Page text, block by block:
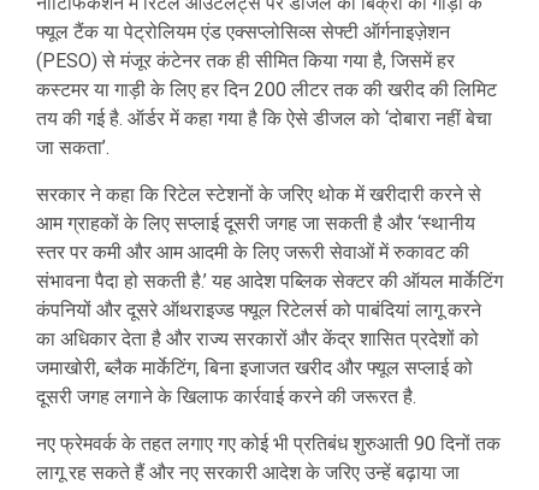
फ्यूल टैंक या पेट्रोलियम एंड एक्सप्लोसिव्स सेफ्टी ऑर्गनाइज़ेशन
(PESO) से मंजूर कंटेनर तक ही सीमित किया गया है, जिसमें हर
कस्टमर या गाड़ी के लिए हर दिन 200 लीटर तक की खरीद की लिमिट
तय की गई है. ऑर्डर में कहा गया है कि ऐसे डीजल को ‘दोबारा नहीं बेचा
जा सकता’.
सरकार ने कहा कि रिटेल स्टेशनों के जरिए थोक में खरीदारी करने से
आम ग्राहकों के लिए सप्लाई दूसरी जगह जा सकती है और ‘स्थानीय
स्तर पर कमी और आम आदमी के लिए जरूरी सेवाओं में रुकावट की
संभावना पैदा हो सकती है.’ यह आदेश पब्लिक सेक्टर की ऑयल मार्केटिंग
कंपनियों और दूसरे ऑथराइज्ड फ्यूल रिटेलर्स को पाबंदियां लागू करने
का अधिकार देता है और राज्य सरकारों और केंद्र शासित प्रदेशों को
जमाखोरी, ब्लैक मार्केटिंग, बिना इजाजत खरीद और फ्यूल सप्लाई को
दूसरी जगह लगाने के खिलाफ कार्रवाई करने की जरूरत है.
नए फ्रेमवर्क के तहत लगाए गए कोई भी प्रतिबंध शुरुआती 90 दिनों तक
लागू रह सकते हैं और नए सरकारी आदेश के जरिए उन्हें बढ़ाया जा